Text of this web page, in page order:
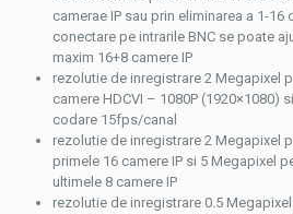
camerae IP sau prin eliminarea a 1-16
conectare pe intrarile BNC se poate
maxim 16+8 camere IP
rezolutie de inregistrare 2 Megapixel
camere HDCVI – 1080P (1920×1080)
codare 15fps/canal
rezolutie de inregistrare 2 Megapixel
primele 16 camere IP si 5 Megapixel
ultimele 8 camere IP
rezolutie de inregistrare 0.5